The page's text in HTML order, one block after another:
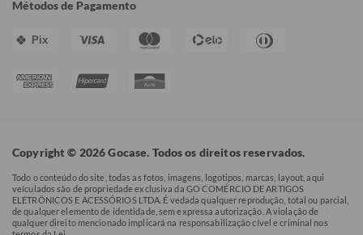
Métodos de Pagamento
Pix
Copyright © 2026 Gocase. Todos os direitos reservados.
Todo o conteúdo do site, todas as fotos, imagens, logotipos, marcas, layout, aqui
veículados são de propriedade exclusiva da GO COMÉRCIO DE ARTIGOS
ELETRÔNICOS E ACESSÓRIOS LTDA. É vedada qualquer reprodução, total ou parcial,
de qualquer elemento de identidade, sem expressa autorização. A violação de
qualquer direito mencionado implicará na responsabilização cível e criminal nos